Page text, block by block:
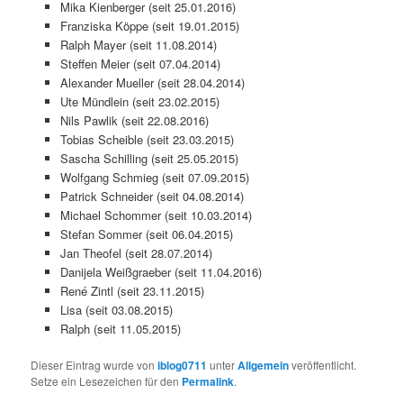
Mika Kienberger (seit 25.01.2016)
Franziska Köppe (seit 19.01.2015)
Ralph Mayer (seit 11.08.2014)
Steffen Meier (seit 07.04.2014)
Alexander Mueller (seit 28.04.2014)
Ute Mündlein (seit 23.02.2015)
Nils Pawlik (seit 22.08.2016)
Tobias Scheible (seit 23.03.2015)
Sascha Schilling (seit 25.05.2015)
Wolfgang Schmieg (seit 07.09.2015)
Patrick Schneider (seit 04.08.2014)
Michael Schommer (seit 10.03.2014)
Stefan Sommer (seit 06.04.2015)
Jan Theofel (seit 28.07.2014)
Danijela Weißgraeber (seit 11.04.2016)
René Zintl (seit 23.11.2015)
Lisa (seit 03.08.2015)
Ralph (seit 11.05.2015)
Dieser Eintrag wurde voniblog0711 unterAllgemeinveröffentlicht.
Setze ein Lesezeichen für den Permalink.